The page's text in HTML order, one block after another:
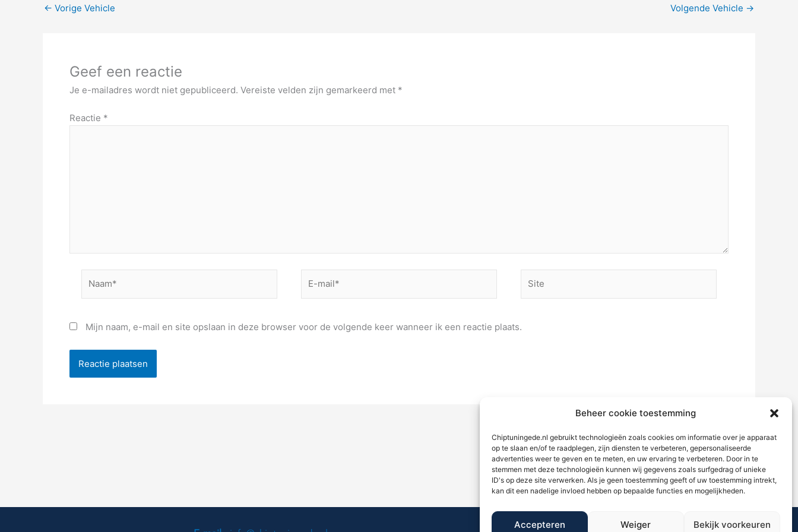
Beheer cookie toestemming
Chiptuningede.nl gebruikt technologieën zoals cookies om informatie over je apparaat
op te slaan en/of te raadplegen, zijn diensten te verbeteren, gepersonaliseerde
advertenties weer te geven en te meten, en uw ervaring te verbeteren. Door in te
stemmen met deze technologieën kunnen wij gegevens zoals surfgedrag of unieke
ID's op deze site verwerken. Als je geen toestemming geeft of uw toestemming intrekt,
kan dit een nadelige invloed hebben op bepaalde functies en mogelijkheden.
Accepteren Weiger Bekijk voorkeuren
← Vorige Vehicle Volgende Vehicle →
Geef een reactie
Je e-mailadres wordt niet gepubliceerd. Vereiste velden zijn gemarkeerd met *
Reactie *
mail*
Mijn naam, e-mail en site opslaan in deze browser voor de volgende keer wanneer ik een reactie plaats.